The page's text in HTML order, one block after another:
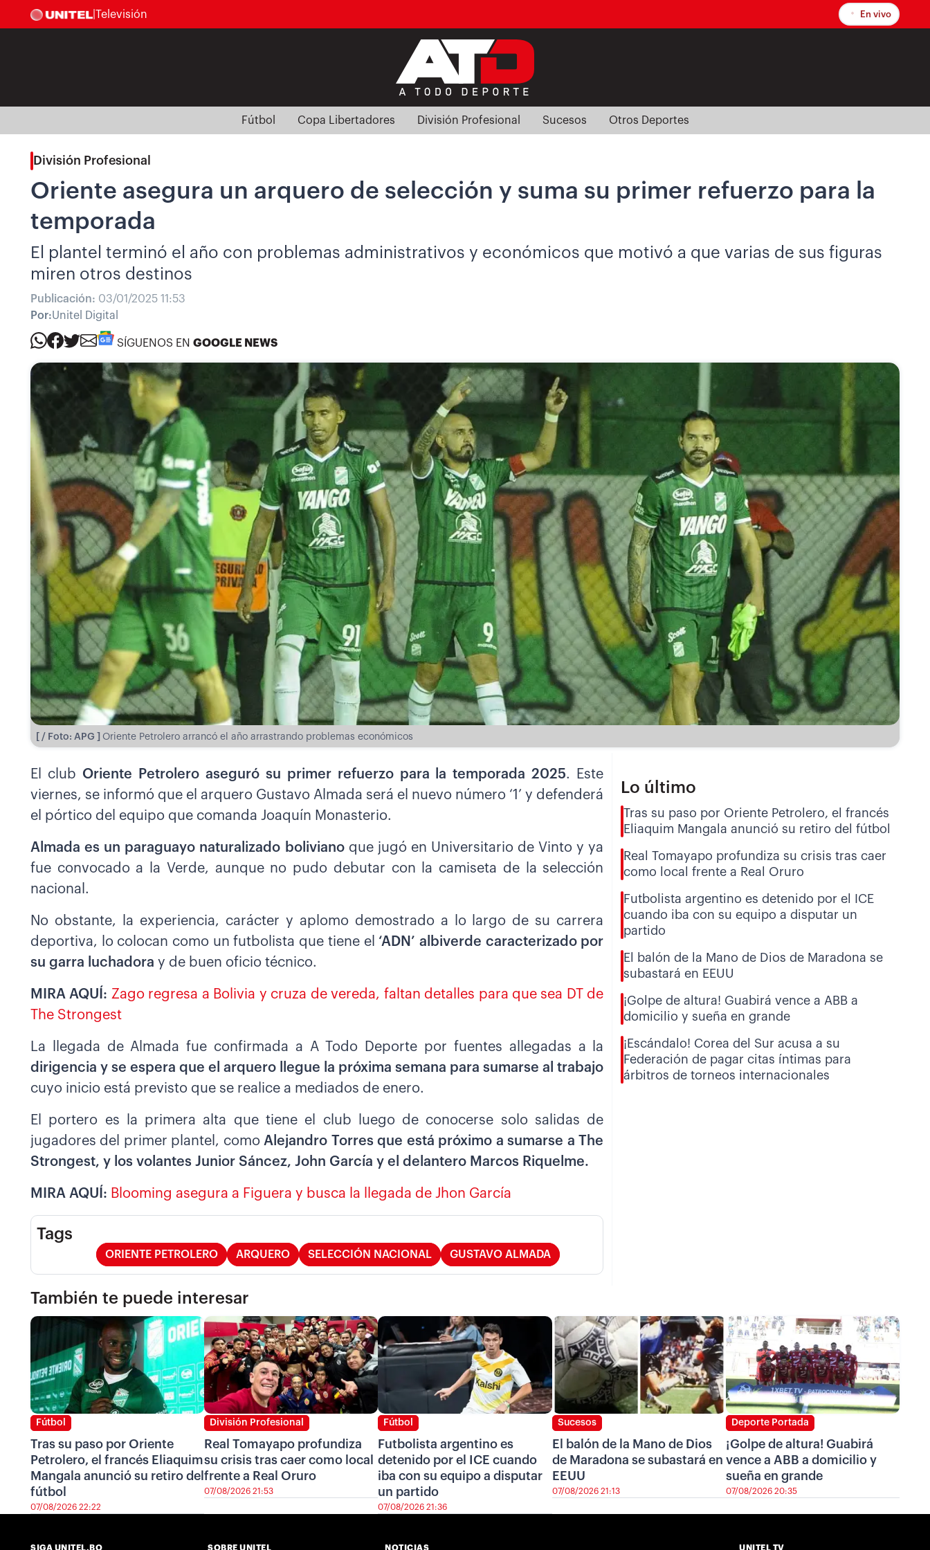
Televisión En vivo
Fútbol Copa Libertadores División Profesional Sucesos Otros Deportes
División Profesional
Oriente asegura un arquero de selección y suma su primer refuerzo para la
temporada
El plantel terminó el año con problemas administrativos y económicos que motivó a que varias de sus figuras
miren otros destinos
Publicación: 03/01/2025 11:53
Por:Unitel Digital
SÍGUENOS EN GOOGLE NEWS
[ / Foto: APG ] Oriente Petrolero arrancó el año arrastrando problemas económicos
El club Oriente Petrolero aseguró su primer refuerzo para la temporada 2025. Este
viernes, se informó que el arquero Gustavo Almada será el nuevo número ‘1’ y defenderá
el pórtico del equipo que comanda Joaquín Monasterio.
Almada es un paraguayo naturalizado bolivianoque jugó en Universitario de Vinto y ya
fue convocado a la Verde, aunque no pudo debutar con la camiseta de la selección
nacional.
No obstante, la experiencia, carácter y aplomo demostrado a lo largo de su carrera
deportiva, lo colocan como un futbolista que tiene el ‘ADN’ albiverde caracterizado por
su garra luchadora y de buen oficio técnico.
MIRA AQUÍ: Zago regresa a Bolivia y cruza de vereda, faltan detalles para que sea DT de
The Strongest
La llegada de Almada fue confirmada a A Todo Deporte por fuentes allegadas a la
dirigencia y se espera que el arquero llegue la próxima semana para sumarse al trabajo
cuyo inicio está previsto que se realice a mediados de enero.
El portero es la primera alta que tiene el club luego de conocerse solo salidas de
jugadores del primer plantel, como Alejandro Torres que está próximo a sumarse a The
Strongest, y los volantes Junior Sáncez, John García y el delantero Marcos Riquelme.
MIRA AQUÍ: Blooming asegura a Figuera y busca la llegada de Jhon García
Tags
ORIENTE PETROLERO ARQUERO SELECCIÓN NACIONAL GUSTAVO ALMADA
Lo último
Tras su paso por Oriente Petrolero, el francés
Eliaquim Mangala anunció su retiro del fútbol
Real Tomayapo profundiza su crisis tras caer
como local frente a Real Oruro
Futbolista argentino es detenido por el ICE
cuando iba con su equipo a disputar un
partido
El balón de la Mano de Dios de Maradona se
subastará en EEUU
¡Golpe de altura! Guabirá vence a ABB a
domicilio y sueña en grande
¡Escándalo! Corea del Sur acusa a su
Federación de pagar citas íntimas para
árbitros de torneos internacionales
También te puede interesar
Fútbol
Tras su paso por Oriente
Petrolero, el francés Eliaquim
Mangala anunció su retiro del
fútbol
07/08/2026 22:22
División Profesional
Real Tomayapo profundiza
su crisis tras caer como local
frente a Real Oruro
07/08/2026 21:53
Fútbol
Futbolista argentino es
detenido por el ICE cuando
iba con su equipo a disputar
un partido
07/08/2026 21:36
Sucesos
El balón de la Mano de Dios
de Maradona se subastará en
EEUU
07/08/2026 21:13
Deporte Portada
¡Golpe de altura! Guabirá
vence a ABB a domicilio y
sueña en grande
07/08/2026 20:35
SIGA UNITEL.BO SOBRE UNITEL NOTICIAS UNITEL TV